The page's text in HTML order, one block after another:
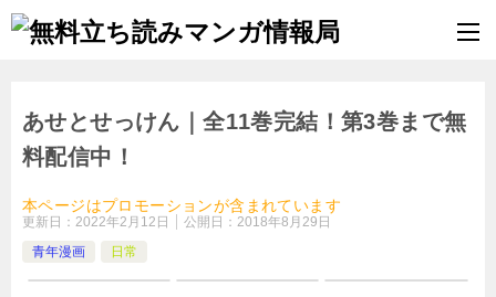
あせとせっけん｜全11巻完結！第3巻まで無
料配信中！
本ページはプロモーションが含まれています
更新日： 2022年2月12日 公開日： 2018年8月29日
青年漫画
日常